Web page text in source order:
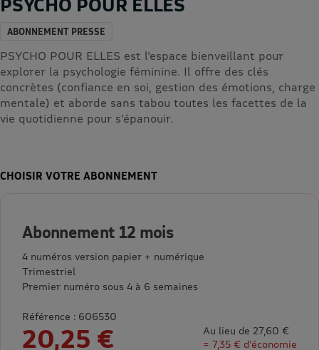
PSYCHO POUR ELLES
ABONNEMENT PRESSE
PSYCHO POUR ELLES est l'espace bienveillant pour
explorer la psychologie féminine. Il offre des clés
concrètes (confiance en soi, gestion des émotions, charge
mentale) et aborde sans tabou toutes les facettes de la
vie quotidienne pour s'épanouir.
CHOISIR VOTRE ABONNEMENT
Abonnement 12 mois
4 numéros version papier + numérique
Trimestriel
Premier numéro sous 4 à 6 semaines
Référence : 606530
20,25 €
Au lieu de 27,60 €
= 7,35 € d’économie